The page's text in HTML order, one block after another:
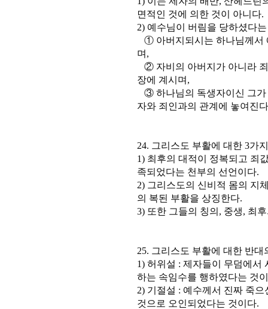
면적인 것에 의한 것이 아니다.
2) 예수님이 버림을 당하셨다
① 아버지되시는 하나님께서
며,
② 자비의 아버지가 아니라
장에 계시며,
③ 하나님의 독생자이신 그가
자와 죄인과의 관계에 놓여진
24. 그리스도 부활에 대한 3가
1) 최후의 대적이 정복되고 죄
족되었다는 천부의 선언이다.
2) 그리스도의 신비적 몸의 지
의 복된 부활을 상징한다.
3) 또한 그들의 칭의, 중생, 최
25. 그리스도 부활에 대한 반대
1) 허위설 : 제자들이 무덤에서
하는 속임수를 행하였다는 것
2) 기절설 : 예수께서 진짜 죽
것으로 오인되었다는 것이다.